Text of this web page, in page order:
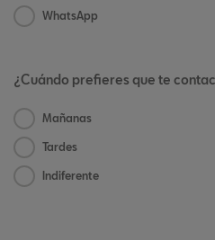
WhatsApp
¿Cuándo prefieres que te
Mañanas
Tardes
Indiferente